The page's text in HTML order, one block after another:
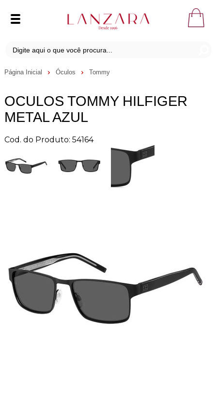
Página Inicial Óculos Tommy
OCULOS TOMMY HILFIGER
METAL AZUL
Cod. do Produto: 54164